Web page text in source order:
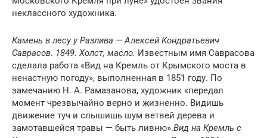
неклассного художника.
Камень в лесу у Разлива — Алексей Кондратьевич
Саврасов. 1849. Холст, масло. Известным имя Саврасова
сделала работа «Вид на Кремль от Крымского моста в
ненастную погоду», выполненная в 1851 году. По
замечанию Н. А. Рамазанова, художник «передал
момент чрезвычайно верно и жизненно. Видишь
движение туч и слышишь шум ветвей дерева и
замотавшейся травы — быть ливню».Вид на Кремль с